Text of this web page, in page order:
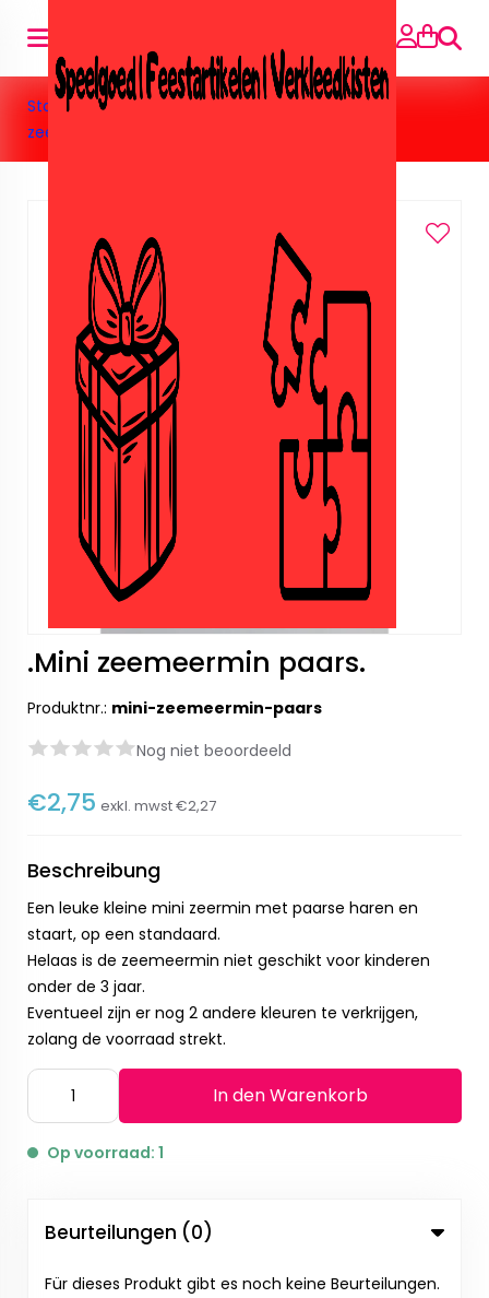
Suche
Startseite» Speelgoed»Barbie&Poppen».Mini
zeemeermin paars.
.Mini zeemeermin paars.
Produktnr.: mini-zeemeermin-paars
Nog niet beoordeeld
€2,75 exkl. mwst€2,27
Beschreibung
Een leuke kleine mini zeermin met paarse haren en
staart, op een standaard.
Helaas is de zeemeermin niet geschikt voor kinderen
onder de 3 jaar.
Eventueel zijn er nog 2 andere kleuren te verkrijgen,
zolang de voorraad strekt.
In den Warenkorb
Op voorraad: 1
Beurteilungen (0)
Für dieses Produkt gibt es noch keine Beurteilungen.